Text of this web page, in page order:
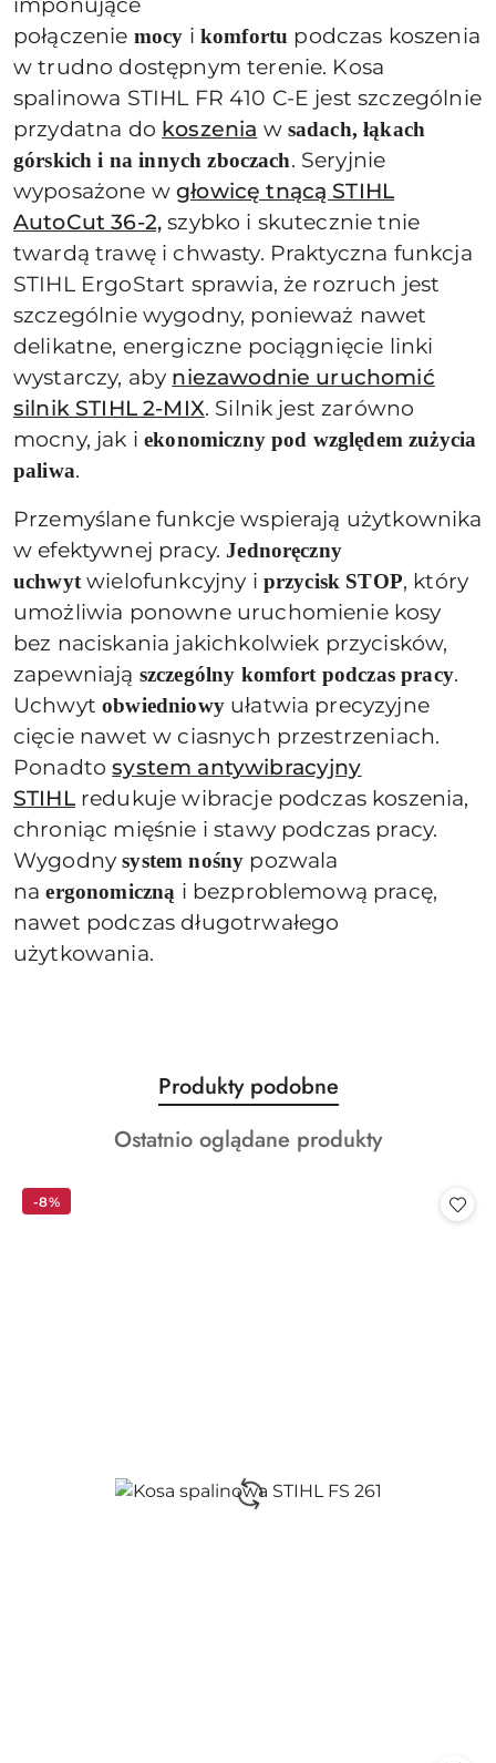
połączenie mocy i komfortu podczas koszenia
w trudno dostępnym terenie. Kosa
spalinowa STIHL FR 410 C-E jest szczególnie
przydatna do koszenia w sadach, łąkach
górskich i na innych zboczach. Seryjnie
wyposażone wgłowicę tnącą STIHL
AutoCut 36-2, szybko i skutecznie tnie
twardą trawę i chwasty. Praktyczna funkcja
STIHL ErgoStart sprawia, że rozruch jest
szczególnie wygodny, ponieważ nawet
delikatne, energiczne pociągnięcie linki
wystarczy, aby niezawodnie uruchomić
silnik STIHL 2-MIX. Silnik jest zarówno
mocny, jak iekonomiczny pod względem zużycia
paliwa.
Przemyślane funkcje wspierają użytkownika
w efektywnej pracy.Jednoręczny
uchwytwielofunkcyjny i przycisk STOP, który
umożliwia ponowne uruchomienie kosy
bez naciskania jakichkolwiek przycisków,
zapewniają szczególny komfort podczas pracy.
Uchwyt obwiedniowyułatwia precyzyjne
cięcie nawet w ciasnych przestrzeniach.
Ponadtosystem antywibracyjny
STIHLredukuje wibracje podczas koszenia,
chroniąc mięśnie i stawy podczas pracy.
Wygodnysystem nośny pozwala
naergonomiczną i bezproblemową pracę,
nawet podczas długotrwałego
użytkowania.
Pomiń karuzelę produktów
Produkty
o
statusie:
Produkty podobne
Produkty
Ostatnio oglądane produkty
-8%